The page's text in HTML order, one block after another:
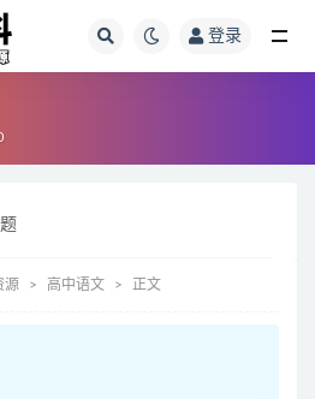
登录
源 高中语文 正文